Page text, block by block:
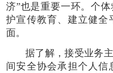
济”也是重要一环。个
护宣传教育、建立健全
面。
据了解，接受业务
间安全协会承担个人信